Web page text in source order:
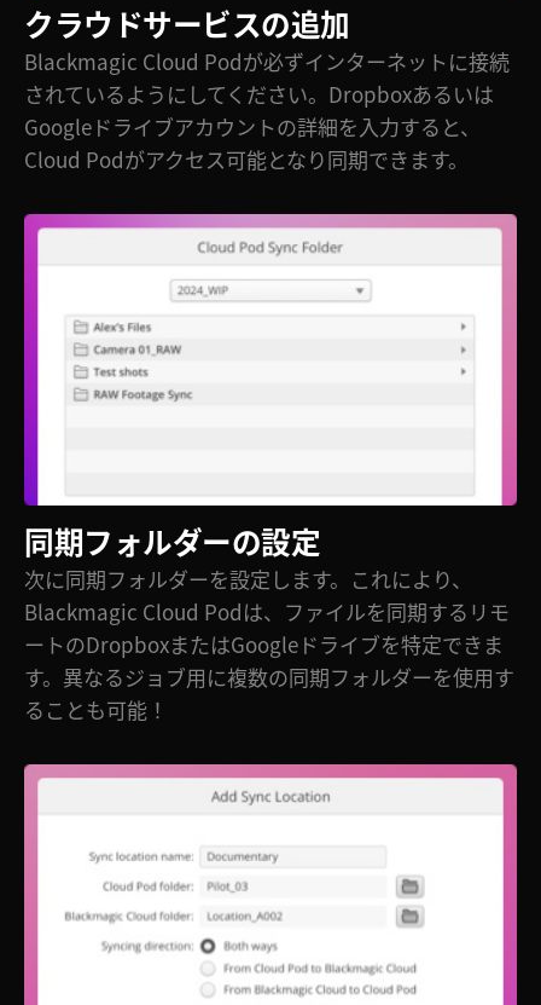
クラウドサービスの追加
Blackmagic Cloud Podが必ずインターネットに接続
されているようにしてください。Dropboxあるいは
Googleドライブアカウントの詳細を入力すると、
Cloud Podがアクセス可能となり同期できます。
同期フォルダーの設定
次に同期フォルダーを設定します。これにより、
Blackmagic Cloud Podは、ファイルを同期するリモ
ートのDropboxまたはGoogleドライブを特定できま
す。異なるジョブ用に複数の同期フォルダーを使用す
ることも可能！